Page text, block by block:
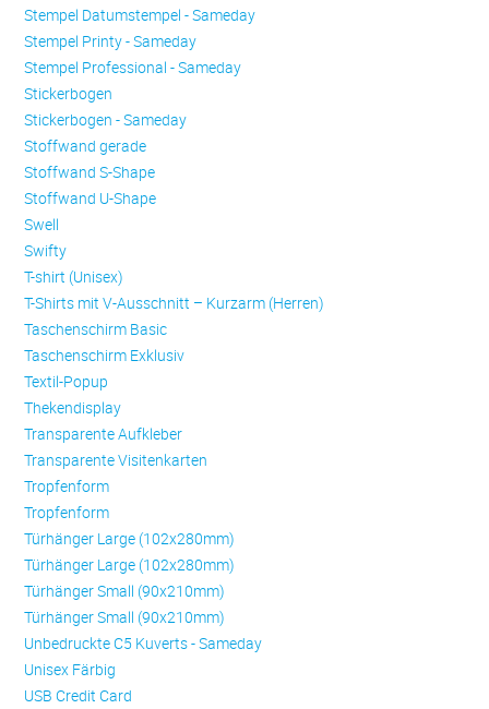
Stempel Datumstempel - Sameday
Stempel Printy - Sameday
Stempel Professional - Sameday
Stickerbogen
Stickerbogen - Sameday
Stoffwand gerade
Stoffwand S-Shape
Stoffwand U-Shape
Swell
Swifty
T-shirt (Unisex)
T-Shirts mit V-Ausschnitt – Kurzarm (Herren)
Taschenschirm Basic
Taschenschirm Exklusiv
Textil-Popup
Thekendisplay
Transparente Aufkleber
Transparente Visitenkarten
Trop­fen­form
Trop­fen­form
Türhänger Large (102x280mm)
Türhänger Large (102x280mm)
Türhänger Small (90x210mm)
Türhänger Small (90x210mm)
Unbedruckte C5 Kuverts - Sameday
Unisex Färbig
USB Credit Card